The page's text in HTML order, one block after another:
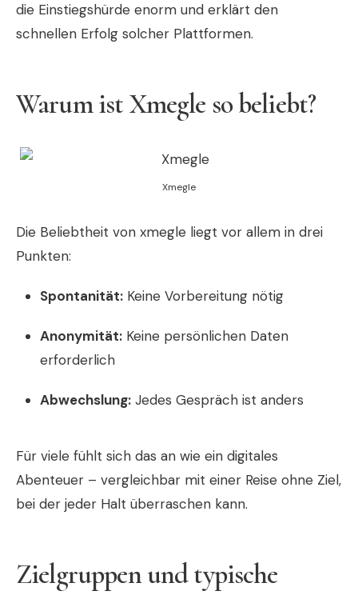
die Einstiegshürde enorm und erklärt den
schnellen Erfolg solcher Plattformen.
Warum ist Xmegle so beliebt?
Xmegle
Die Beliebtheit von xmegle liegt vor allem in drei
Punkten:
Spontanität: Keine Vorbereitung nötig
Anonymität: Keine persönlichen Daten
erforderlich
Abwechslung: Jedes Gespräch ist anders
Für viele fühlt sich das an wie ein digitales
Abenteuer – vergleichbar mit einer Reise ohne Ziel,
bei der jeder Halt überraschen kann.
Zielgruppen und typische